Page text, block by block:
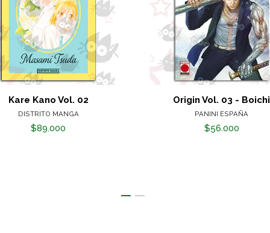
Kare Kano Vol. 02
DISTRITO MANGA
$89.000
Origin Vol. 03 - Boichi
PANINI ESPAÑA
$56.000